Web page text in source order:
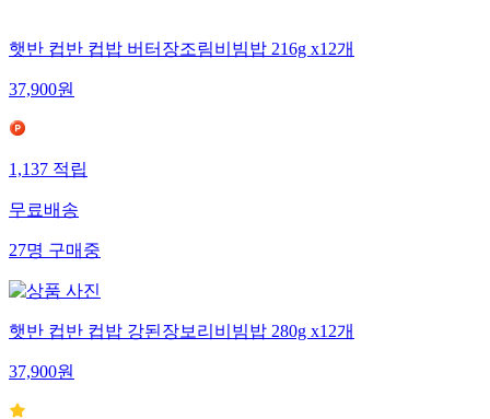
햇반 컵반 컵밥 버터장조림비빔밥 216g x12개
37,900원
1,137적립
무료배송
27명구매중
햇반 컵반 컵밥 강된장보리비빔밥 280g x12개
37,900원